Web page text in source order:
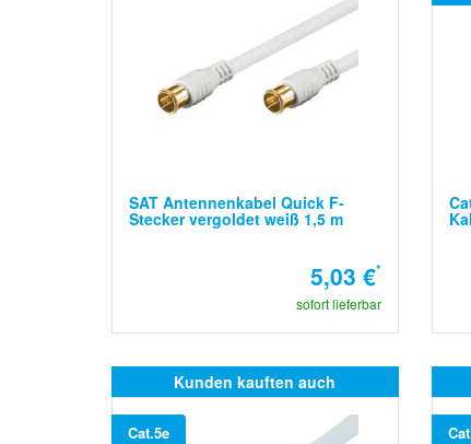
SAT Antennenkabel Quick F-
Stecker vergoldet weiß 1,5 m
5,03 €*
sofort lieferbar
Kunden kauften auch
Cat.5e